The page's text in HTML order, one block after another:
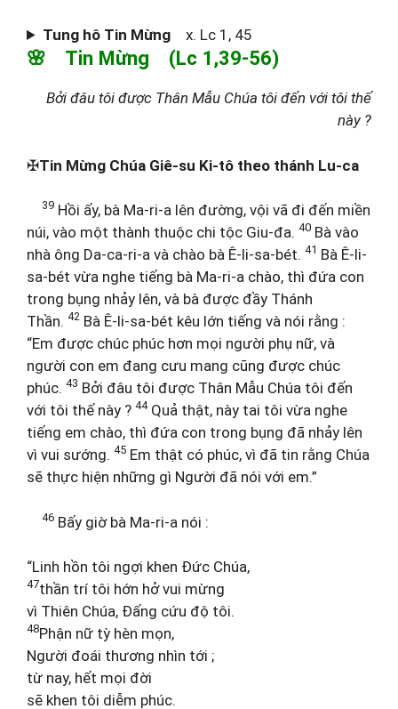
Tung hô Tin Mừng x. Lc 1, 45
🌸 Tin Mừng (Lc 1,39-56)
Bởi đâu tôi được Thân Mẫu Chúa tôi đến với tôi thế
này ?
✠Tin Mừng Chúa Giê-su Ki-tô theo thánh Lu-ca
39 Hồi ấy, bà Ma-ri-a lên đường, vội vã đi đến miền
núi, vào một thành thuộc chi tộc Giu-đa. 40 Bà vào
nhà ông Da-ca-ri-a và chào bà Ê-li-sa-bét. 41 Bà Ê-li-
sa-bét vừa nghe tiếng bà Ma-ri-a chào, thì đứa con
trong bụng nhảy lên, và bà được đầy Thánh
Thần. 42 Bà Ê-li-sa-bét kêu lớn tiếng và nói rằng :
“Em được chúc phúc hơn mọi người phụ nữ, và
người con em đang cưu mang cũng được chúc
phúc. 43 Bởi đâu tôi được Thân Mẫu Chúa tôi đến
với tôi thế này ? 44Quả thật, này tai tôi vừa nghe
tiếng em chào, thì đứa con trong bụng đã nhảy lên
vì vui sướng. 45 Em thật có phúc, vì đã tin rằng Chúa
sẽ thực hiện những gì Người đã nói với em.”
46 Bấy giờ bà Ma-ri-a nói :
“Linh hồn tôi ngợi khen Đức Chúa,
47thần trí tôi hớn hở vui mừng
vì Thiên Chúa, Đấng cứu độ tôi.
48Phận nữ tỳ hèn mọn,
Người đoái thương nhìn tới ;
từ nay, hết mọi đời
sẽ khen tôi diễm phúc.